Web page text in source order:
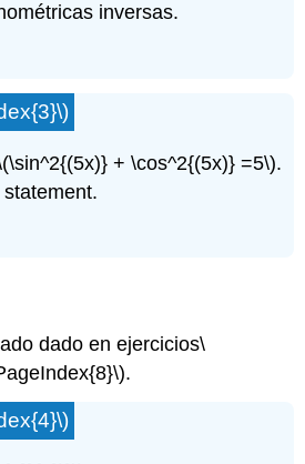
inversas.
+ \cos^2{(5x)} =5\).
dado en ejercicios\
.